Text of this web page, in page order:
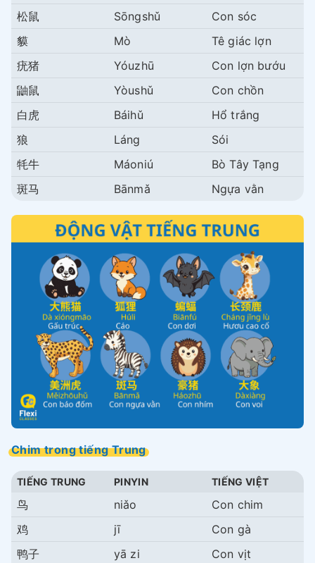
松鼠
Sōngshǔ
Con sóc
貘
Mò
Tê giác lợn
疣猪
Yóuzhū
Con lợn bướu
鼬鼠
Yòushǔ
Con chồn
白虎
Báihǔ
Hổ trắng
狼
Láng
Sói
牦牛
Máoniú
Bò Tây Tạng
斑马
Bānmǎ Ngựa vằn
Chim trong tiếng Trung
TIẾNG TRUNG PINYIN TIẾNG VIỆT
鸟 niǎo
Con chim
鸡
jī
Con gà
鸭子
yā zi Con vịt